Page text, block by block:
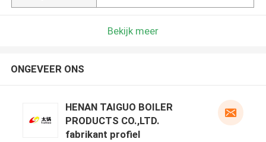
Bekijk meer
ONGEVEER ONS
HENAN TAIGUO BOILER
PRODUCTS CO.,LTD.
fabrikant profiel